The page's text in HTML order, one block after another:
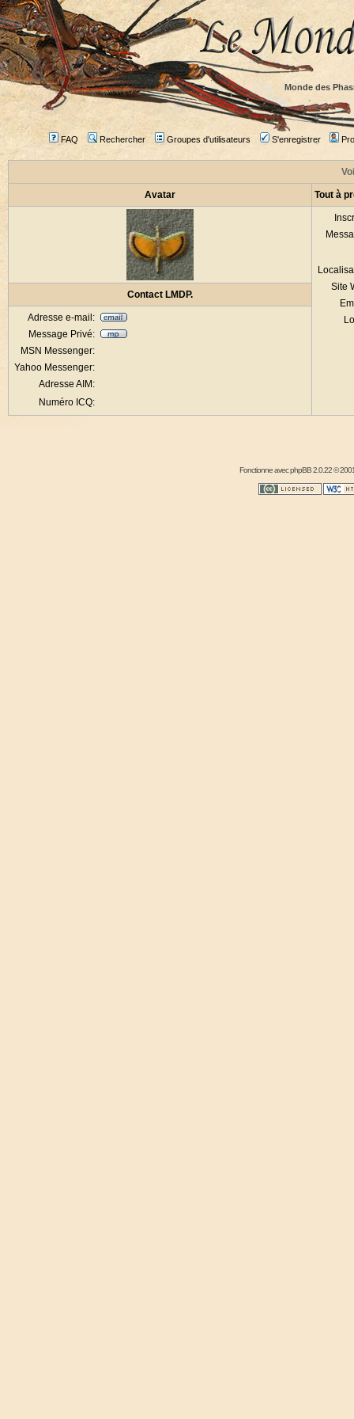
Monde des
FAQ Rechercher Groupes d'utilisateurs S'enregistrer
Avatar Tout à
Site
Contact LMDP.
Adresse e-mail:
Message Privé:
MSN Messenger:
Yahoo Messenger:
Adresse AIM:
Numéro ICQ:
Fonctionne avecphpBB2.0.22 ©